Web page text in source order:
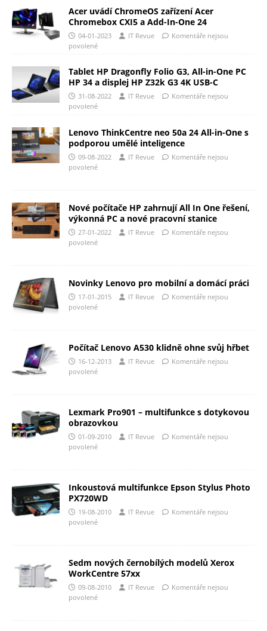
Acer uvádí ChromeOS zařízení Acer
Chromebox CXI5 a Add-In-One 24
04-01-2023 IT Revue
Komentáře nejsou
povolené
Tablet HP Dragonfly Folio G3, All-in-One PC
HP 34 a displej HP Z32k G3 4K USB-C
31-08-2022 IT Revue
Komentáře nejsou
povolené
Lenovo ThinkCentre neo 50a 24 All-in-One s
podporou umělé inteligence
09-08-2022 IT Revue
Komentáře nejsou
povolené
Nové počítače HP zahrnují All In One řešení,
výkonná PC a nové pracovní stanice
27-01-2022 IT Revue
Komentáře nejsou
povolené
Novinky Lenovo pro mobilní a domácí práci
17-01-2015 IT Revue
Komentáře nejsou
povolené
Počítač Lenovo A530 klidně ohne svůj hřbet
16-12-2013 IT Revue
Komentáře nejsou
povolené
Lexmark Pro901 – multifunkce s dotykovou
obrazovkou
01-09-2010 IT Revue
Komentáře nejsou
povolené
Inkoustová multifunkce Epson Stylus Photo
PX720WD
19-08-2010 IT Revue
Komentáře nejsou
povolené
Sedm nových černobílých modelů Xerox
WorkCentre 57xx
09-08-2010 IT Revue
Komentáře nejsou
povolené